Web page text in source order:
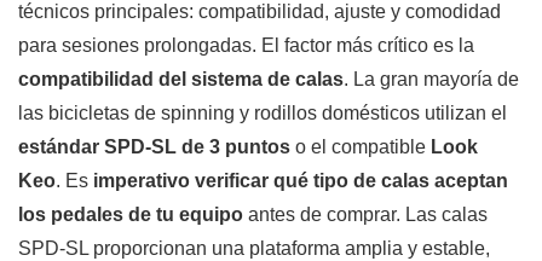
técnicos principales: compatibilidad, ajuste y comodidad
para sesiones prolongadas. El factor más crítico es la
compatibilidad del sistema de calas. La gran mayoría de
las bicicletas de spinning y rodillos domésticos utilizan el
estándar SPD-SL de 3 puntos o el compatible Look
Keo. Es imperativo verificar qué tipo de calas aceptan
los pedales de tu equipo antes de comprar. Las calas
SPD-SL proporcionan una plataforma amplia y estable,